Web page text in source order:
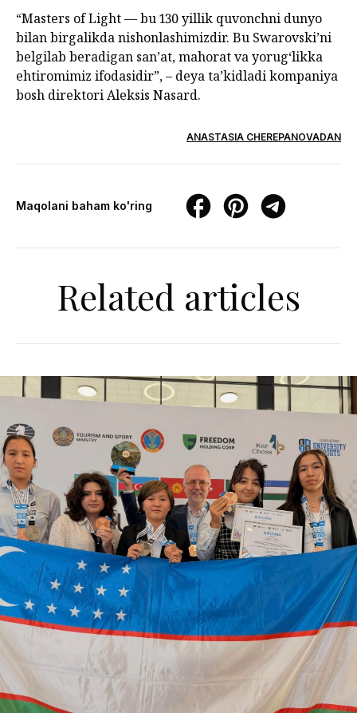
“Masters of Light — bu 130 yillik quvonchni dunyo
bilan birgalikda nishonlashimizdir. Bu Swarovski’ni
belgilab beradigan san’at, mahorat va yorug‘likka
ehtiromimiz ifodasidir”, – deya ta’kidladi kompaniya
bosh direktori Aleksis Nasard.
ANASTASIA CHEREPANOVADAN
Maqolani baham ko'ring
Related articles